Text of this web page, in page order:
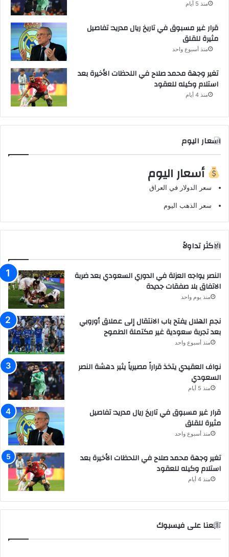
منذ 5 أيام
قرار غير مسبوق في تاريخ ريال مدريد: تفاصيل
مثيرة للقلق
منذ أسبوع واحد
تغير وجهة محمد صلاح في اللحظات الأخيرة بعد
استلام وكيله للعقود
منذ 4 أيام
اسعار اليوم
أسعار اليوم
سعر الدولار في العراق
سعر الذهب اليوم
الاكثر تداولاً
النصر يواجه العزلة في الدوري السعودي بعد ضربة
الاتفاق بلا صفقات جديدة
منذ يوم واحد
نجم الهلال يفتح باب الانتقال إلى عملاق أوروبي
بعد تجربة سعودية غير مكتملة الطموح
منذ أسبوع واحد
نواف العقيدي يتخذ قراراً مصيرياً يثير دهشة النصر
السعودي
منذ 5 أيام
قرار غير مسبوق في تاريخ ريال مدريد: تفاصيل
مثيرة للقلق
منذ أسبوع واحد
تغير وجهة محمد صلاح في اللحظات الأخيرة بعد
استلام وكيله للعقود
منذ 4 أيام
تابعنا على فيسبوك